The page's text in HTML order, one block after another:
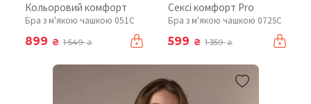
Кольоровий комфорт
Бра з м'якою чашкою 051C
899 ₴ 1 549₴
Сексі комфорт Pro
Бра з м'якою чашкою 072SC
599 ₴ 1 359₴